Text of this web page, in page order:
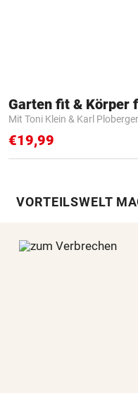
Garten fit & Körper
Mit Toni Klein & Karl Ploberger
€19,99
VORTEILSWELT